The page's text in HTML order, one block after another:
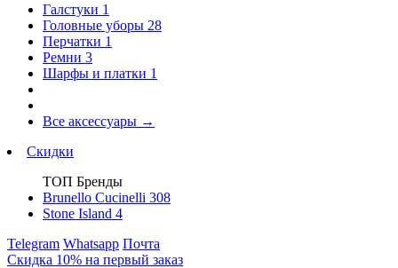
Галстуки 1
Головные уборы 28
Перчатки 1
Ремни 3
Шарфы и платки 1
Все аксессуары →
Скидки
ТОП Бренды
Brunello Cucinelli 308
Stone Island 4
Telegram Whatsapp Почта
Скидка 10% на первый заказ